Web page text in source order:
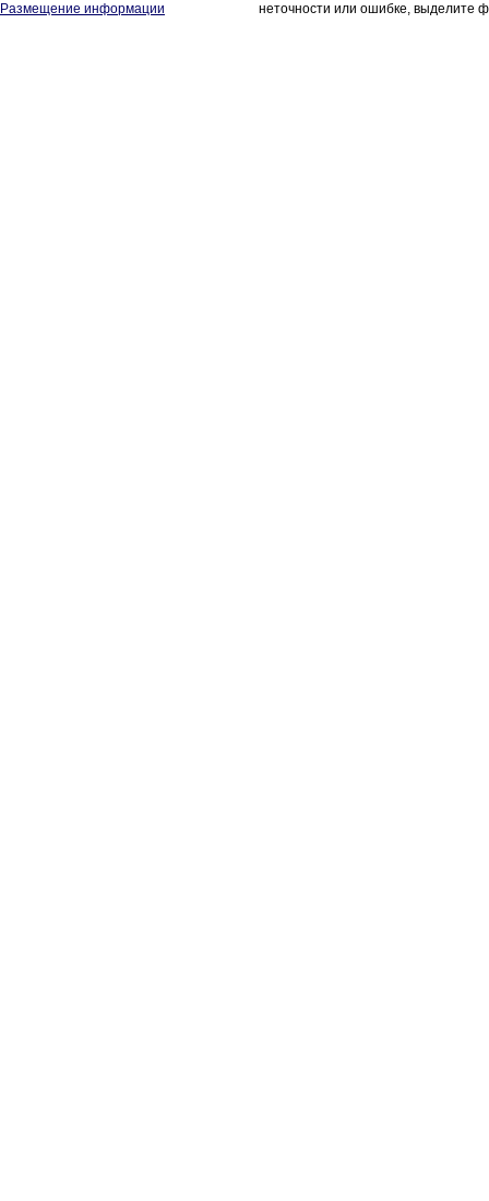
Размещение информации
неточности или ошибке, выделите